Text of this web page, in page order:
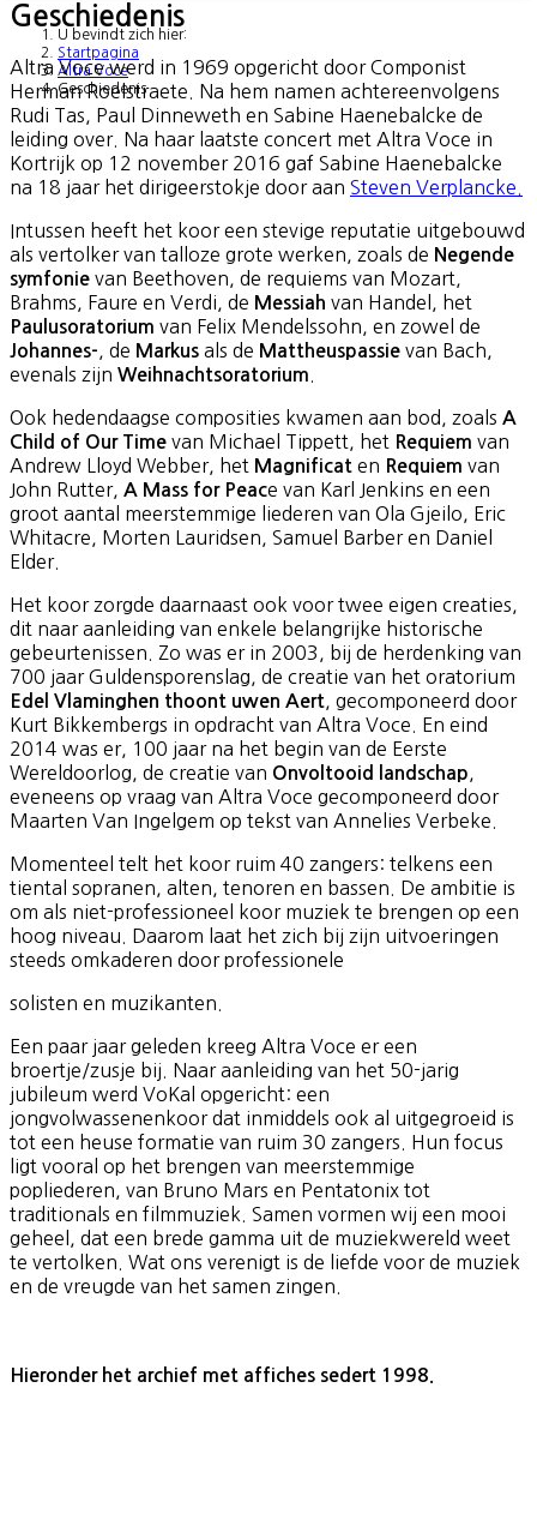
U bevindt zich hier:
Startpagina
Altra Voce
Geschiedenis
Geschiedenis
Altra Voce werd in 1969 opgericht door Componist
Herman Roelstraete. Na hem namen achtereenvolgens
Rudi Tas, Paul Dinneweth en Sabine Haenebalcke de
leiding over. Na haar laatste concert met Altra Voce in
Kortrijk op 12 november 2016 gaf Sabine Haenebalcke
na 18 jaar het dirigeerstokje door aan Steven Verplancke
Intussen heeft het koor een stevige reputatie uitgebouwd
als vertolker van talloze grote werken, zoals de Negende
symfonie van Beethoven, de requiems van Mozart,
Brahms, Faure en Verdi, de Messiah van Handel, het
Paulusoratorium van Felix Mendelssohn, en zowel de
Johannes- , de Markus als de Mattheuspassie van Bach,
evenals zijn Weihnachtsoratorium
Ook hedendaagse composities kwamen aan bod, zoals A
Child of Our Time van Michael Tippett, het Requiem van
Andrew Lloyd Webber, het Magnificat en Requiem van
John Rutter, A Mass for Peace van Karl Jenkins en een
groot aantal meerstemmige liederen van Ola Gjeilo, Eric
Whitacre, Morten Lauridsen, Samuel Barber en Daniel
Elder.
Het koor zorgde daarnaast ook voor twee eigen creaties,
dit naar aanleiding van enkele belangrijke historische
gebeurtenissen. Zo was er in 2003, bij de herdenking van
700 jaar Guldensporenslag, de creatie van het oratorium
Edel Vlaminghen thoont uwen Aert , gecomponeerd door
Kurt Bikkembergs in opdracht van Altra Voce. En eind
2014 was er, 100 jaar na het begin van de Eerste
Wereldoorlog, de creatie van Onvoltooid landschap
eveneens op vraag van Altra Voce gecomponeerd door
Maarten Van Ingelgem op tekst van Annelies Verbeke.
Momenteel telt het koor ruim 40 zangers: telkens een
tiental sopranen, alten, tenoren en bassen. De ambitie is
om als niet-professioneel koor muziek te brengen op een
hoog niveau. Daarom laat het zich bij zijn uitvoeringen
steeds omkaderen door professionele
solisten en muzikanten.
Een paar jaar geleden kreeg Altra Voce er een
broertje/zusje bij. Naar aanleiding van het 50-jarig
jubileum werd VoKal opgericht: een
jongvolwassenenkoor dat inmiddels ook al uitgegroeid is
tot een heuse formatie van ruim 30 zangers. Hun focus
ligt vooral op het brengen van meerstemmige
popliederen, van Bruno Mars en Pentatonix tot
traditionals en filmmuziek. Samen vormen wij een mooi
geheel, dat een brede gamma uit de muziekwereld weet
te vertolken. Wat ons verenigt is de liefde voor de muziek
en de vreugde van het samen zingen.
Hieronder het archief met affiches sedert 1998.